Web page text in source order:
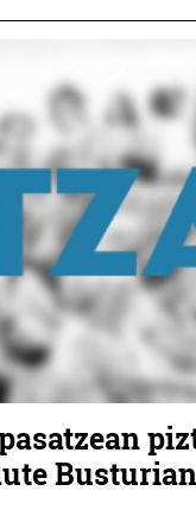
Busturian